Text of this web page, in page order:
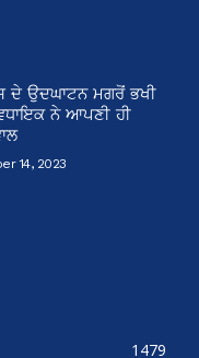
ਉਦਘਾਟਨ ਮਗਰੋਂ ਭਖੀ
ਨੇ ਆਪਣੀ ਹੀ
14, 2023
1479